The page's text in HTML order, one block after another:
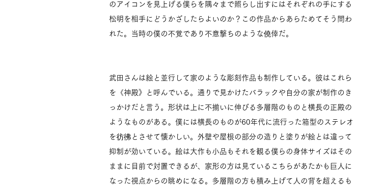
のアイコンを見上げる僕らを隅々まで照らし出すにはそれぞれの手にする
松明を相手にどうかざしたらよいのか？この作品からあらためてそう問わ
れた。当時の僕の不覚であり不意撃ちのような僥倖だ。
武田さんは絵と並行して家のような彫刻作品も制作している。彼はこれら
を《神殿》と呼んでいる。通りで見かけたバラックや自分の家が制作のき
っかけだと言う。形状は上に不揃いに伸びる多層階のものと横長の正殿の
ようなものがある。僕には横長のものが60年代に流行った箱型のステレオ
を彷彿とさせて懐かしい。外壁や屋根の部分の造りと塗りが絵とは違って
抑制が効いている。絵は大作も小品もそれを観る僕らの身体サイズはその
ままに目前で対置できるが、家形の方は見ているこちらがあたかも巨人に
なった視点からの眺めになる。多層階の方も積み上げて人の背を超えるも